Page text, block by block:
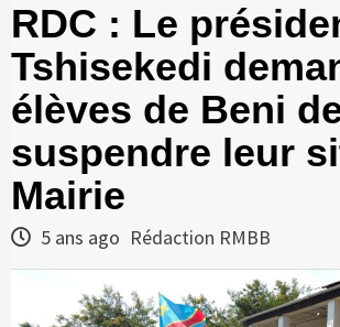
RDC : Le
Tshisekedi
élèves de Beni
suspendre leur
Mairie
5 ans ago Rédaction RMBB